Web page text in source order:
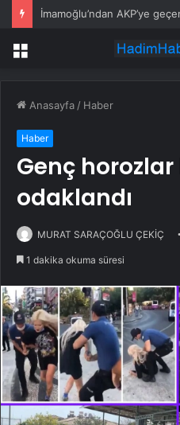
İmamoğlu’ndan AKP’ye
Menü
Anasayfa / Haber
Haber
Genç
odaklandı
MURAT SARAÇOĞLU ÇEKİÇ
1 dakika okuma süresi